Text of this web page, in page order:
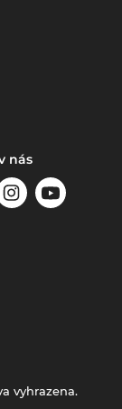
nás
vyhrazena.